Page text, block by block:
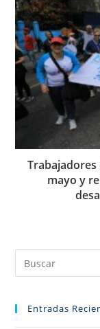
mayo y
Entradas